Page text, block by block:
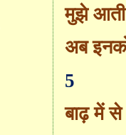
मुझे आती
अब
5
बाढ़ में